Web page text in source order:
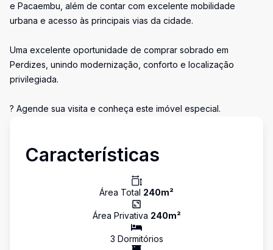
e Pacaembu, além de contar com excelente mobilidade
urbana e acesso às principais vias da cidade.
Uma excelente oportunidade de comprar sobrado em
Perdizes, unindo modernização, conforto e localização
privilegiada.
? Agende sua visita e conheça este imóvel especial.
Características
Área Total 240m²
Área Privativa 240m²
3 Dormitórios